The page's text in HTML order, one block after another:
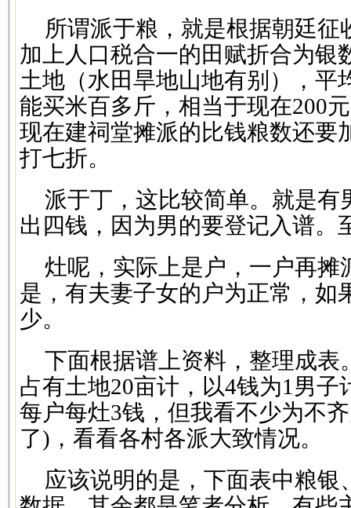
所谓派于粮，就是根据朝廷征
加上人口税合一的田赋折合为银
土地（水田旱地山地有别），平
能买米百多斤，相当于现在200
现在建祠堂摊派的比钱粮数还要
打七折。
派于丁，这比较简单。就是有
出四钱，因为男的要登记入谱。
灶呢，实际上是户，一户再摊
是，有夫妻子女的户为正常，如
少。
下面根据谱上资料，整理成表
占有土地20亩计，以4钱为1男子
每户每灶3钱，但我看不少为不
了)，看看各村各派大致情况。
应该说明的是，下面表中粮银